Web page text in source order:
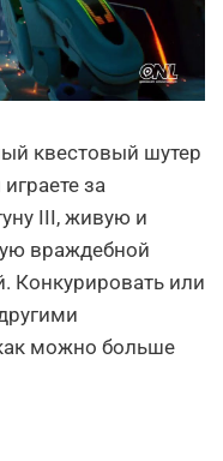
квестовый шутер
за
III, живую и
враждебной
Конкурировать или
можно больше